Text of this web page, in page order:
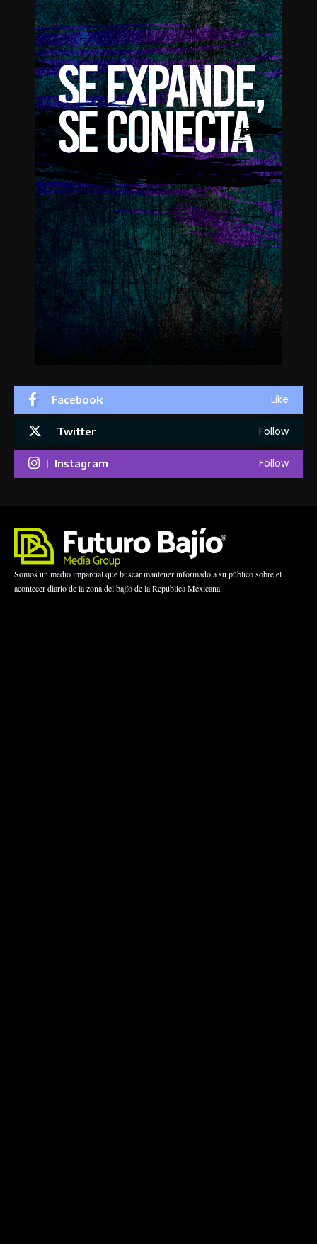
Facebook Like
Twitter Follow
Instagram Follow
Somos un medio imparcial que buscar mantener informado a su público sobre el
acontecer diario de la zona del bajío de la República Mexicana.